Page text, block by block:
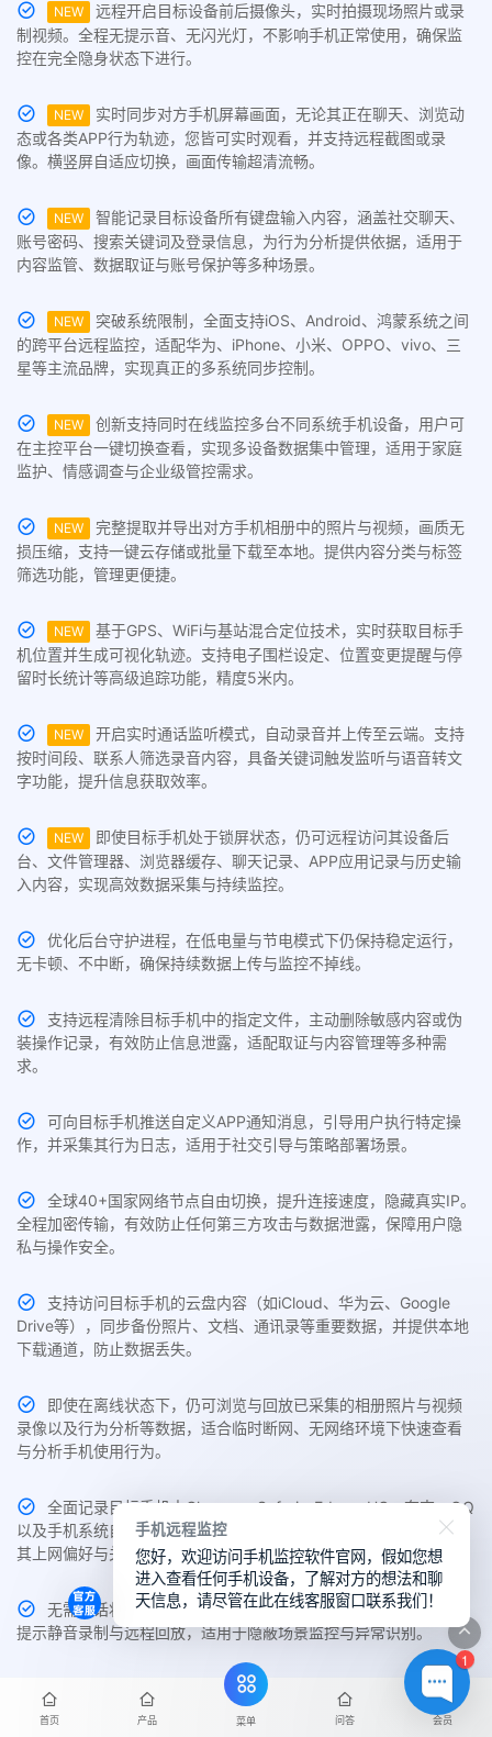
NEW
远程开启目标设备前后摄像头，实时拍摄现场照片或录
制视频。全程无提示音、无闪光灯，不影响手机正常使用，确保监
控在完全隐身状态下进行。
NEW
实时同步对方手机屏幕画面，无论其正在聊天、浏览动
态或各类APP行为轨迹，您皆可实时观看，并支持远程截图或录
像。横竖屏自适应切换，画面传输超清流畅。
NEW
智能记录目标设备所有键盘输入内容，涵盖社交聊天、
账号密码、搜索关键词及登录信息，为行为分析提供依据，适用于
内容监管、数据取证与账号保护等多种场景。
NEW
突破系统限制，全面支持iOS、Android、鸿蒙系统之间
的跨平台远程监控，适配华为、iPhone、小米、OPPO、vivo、三
星等主流品牌，实现真正的多系统同步控制。
NEW
创新支持同时在线监控多台不同系统手机设备，用户可
在主控平台一键切换查看，实现多设备数据集中管理，适用于家庭
监护、情感调查与企业级管控需求。
NEW
完整提取并导出对方手机相册中的照片与视频，画质无
损压缩，支持一键云存储或批量下载至本地。提供内容分类与标签
筛选功能，管理更便捷。
NEW
基于GPS、WiFi与基站混合定位技术，实时获取目标手
机位置并生成可视化轨迹。支持电子围栏设定、位置变更提醒与停
留时长统计等高级追踪功能，精度5米内。
NEW
开启实时通话监听模式，自动录音并上传至云端。支持
按时间段、联系人筛选录音内容，具备关键词触发监听与语音转文
字功能，提升信息获取效率。
NEW
即使目标手机处于锁屏状态，仍可远程访问其设备后
台、文件管理器、浏览器缓存、聊天记录、APP应用记录与历史输
入内容，实现高效数据采集与持续监控。
优化后台守护进程，在低电量与节电模式下仍保持稳定运行，
无卡顿、不中断，确保持续数据上传与监控不掉线。
支持远程清除目标手机中的指定文件，主动删除敏感内容或伪
装操作记录，有效防止信息泄露，适配取证与内容管理等多种需
求。
可向目标手机推送自定义APP通知消息，引导用户执行特定操
作，并采集其行为日志，适用于社交引导与策略部署场景。
全球40+国家网络节点自由切换，提升连接速度，隐藏真实IP。
全程加密传输，有效防止任何第三方攻击与数据泄露，保障用户隐
私与操作安全。
支持访问目标手机的云盘内容（如iCloud、华为云、Google
Drive等），同步备份照片、文档、通讯录等重要数据，并提供本地
下载通道，防止数据丢失。
即使在离线状态下，仍可浏览与回放已采集的相册照片与视频
录像以及行为分析等数据，适合临时断网、无网络环境下快速查看
与分析手机使用行为。
全面记录目标手机中Chrome、Safari、Edge、UC、夸克、QQ
以及手机系统自带的主流浏览器访问历史与搜索关键词，帮助了解
其上网偏好与关注内容。
无需通话状态，即可实时采集目标手机周围环境声音，支持无
提示静音录制与远程回放，适用于隐蔽场景监控与异常识别。
主控端支持随时切换不同品牌、不同系统设备的监控权限，如
从iPhone切换至华为，或由安卓转至三星，一键切换无需重新部
首页 产品 菜单 问答 会员
1
手机远程监控
您好，欢迎访问手机监控软件官网，假如您想
进入查看任何手机设备，了解对方的想法和聊
天信息，请尽管在此在线客服窗口联系我们！